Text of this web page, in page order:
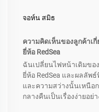
จอห์น สมิธ
ความคิดเห็นของลูกค้าเ
ยี่ห้อ RedSea
ฉันเปลี่ยนไฟหน้าเดิมขอ
ยี่ห้อ RedSea และผลลัพ
และความสว่างนั้นเหนือ
กลางคืนเป็นเรื่องง่ายอย่